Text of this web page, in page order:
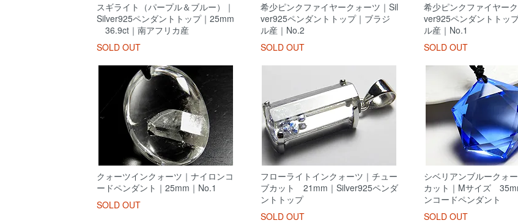
スギライト（パープル＆ブルー）｜
Silver925ペンダントトップ｜25mm
36.9ct｜南アフリカ産
SOLD OUT
希少ピンクファイヤークォーツ｜Sil
ver925ペンダントトップ｜ブラジ
ル産｜No.2
SOLD OUT
希少ピンクファイヤー
ver925ペンダントトッ
ル産｜No.1
SOLD OUT
クォーツインクォーツ｜ナイロンコ
ードペンダント｜25mm｜No.1
SOLD OUT
フローライトインクォーツ｜チュー
ブカット 21mm｜Silver925ペンダ
ントトップ
SOLD OUT
シベリアンブルークォ
カット｜Mサイズ
ンコードペンダント
SOLD OUT